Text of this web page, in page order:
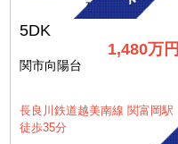
5DK
1,480万円
関市向陽台
長良川鉄道越美南線 関富岡駅
徒歩35分